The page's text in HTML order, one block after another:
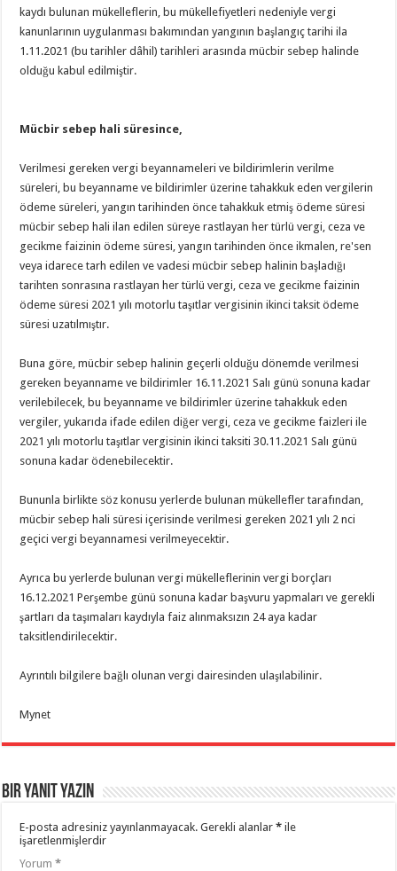
kaydı bulunan mükelleflerin, bu mükellefiyetleri nedeniyle vergi
kanunlarının uygulanması bakımından yangının başlangıç tarihi ila
1.11.2021 (bu tarihler dâhil) tarihleri arasında mücbir sebep halinde
olduğu kabul edilmiştir.
Mücbir sebep hali süresince,
Verilmesi gereken vergi beyannameleri ve bildirimlerin verilme
süreleri, bu beyanname ve bildirimler üzerine tahakkuk eden vergilerin
ödeme süreleri, yangın tarihinden önce tahakkuk etmiş ödeme süresi
mücbir sebep hali ilan edilen süreye rastlayan her türlü vergi, ceza ve
gecikme faizinin ödeme süresi, yangın tarihinden önce ikmalen, re'sen
veya idarece tarh edilen ve vadesi mücbir sebep halinin başladığı
tarihten sonrasına rastlayan her türlü vergi, ceza ve gecikme faizinin
ödeme süresi 2021 yılı motorlu taşıtlar vergisinin ikinci taksit ödeme
süresi uzatılmıştır.
Buna göre, mücbir sebep halinin geçerli olduğu dönemde verilmesi
gereken beyanname ve bildirimler 16.11.2021 Salı günü sonuna kadar
verilebilecek, bu beyanname ve bildirimler üzerine tahakkuk eden
vergiler, yukarıda ifade edilen diğer vergi, ceza ve gecikme faizleri ile
2021 yılı motorlu taşıtlar vergisinin ikinci taksiti 30.11.2021 Salı günü
sonuna kadar ödenebilecektir.
Bununla birlikte söz konusu yerlerde bulunan mükellefler tarafından,
mücbir sebep hali süresi içerisinde verilmesi gereken 2021 yılı 2 nci
geçici vergi beyannamesi verilmeyecektir.
Ayrıca bu yerlerde bulunan vergi mükelleflerinin vergi borçları
16.12.2021 Perşembe günü sonuna kadar başvuru yapmaları ve gerekli
şartları da taşımaları kaydıyla faiz alınmaksızın 24 aya kadar
taksitlendirilecektir.
Ayrıntılı bilgilere bağlı olunan vergi dairesinden ulaşılabilinir.
Mynet
Bir yanıt yazın
E-posta adresiniz yayınlanmayacak. Gerekli alanlar* ile
işaretlenmişlerdir
Yorum*